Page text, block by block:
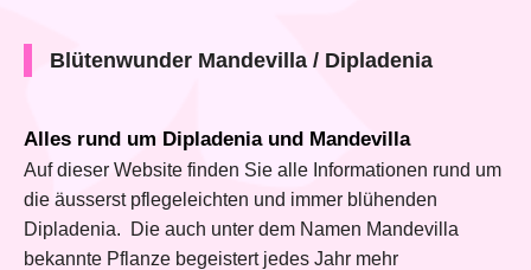
Blütenwunder Mandevilla / Dipladenia
Alles rund um Dipladenia und Mandevilla
Auf dieser Website finden Sie alle Informationen rund um
die äusserst pflegeleichten und immer blühenden
Dipladenia. Die auch unter dem Namen Mandevilla
bekannte Pflanze begeistert jedes Jahr mehr